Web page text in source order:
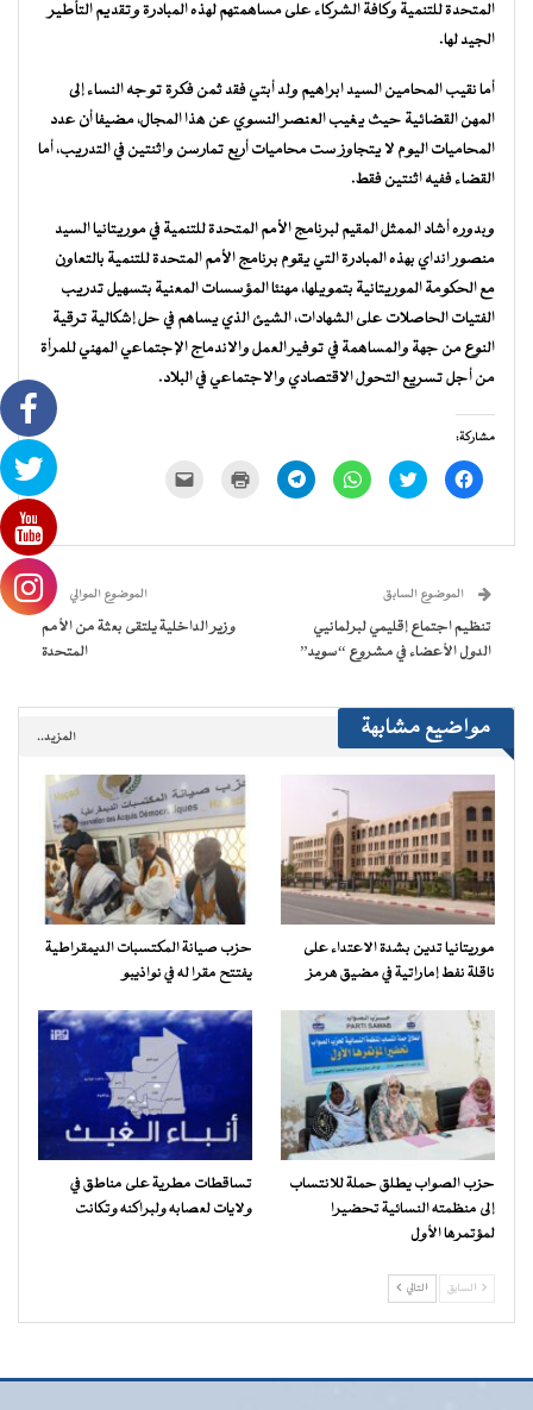
المتحدة للتنمية وكافة الشركاء على مساهمتهم لهذه المبادرة وتقديم التأطير
الجيد لها.
أما نقيب المحامين السيد ابراهيم ولد أبتي فقد ثمن فكرة توجه النساء إلى
المهن القضائية حيث يغيب العنصر النسوي عن هذا المجال، مضيفا أن عدد
المحاميات اليوم لا يتجاوز ست محاميات أربع تمارسن واثنتين في التدريب، أما
القضاء ففيه اثنتين فقط.
وبدوره أشاد الممثل المقيم لبرنامج الأمم المتحدة للتنمية في موريتانيا السيد
منصور انداي بهذه المبادرة التي يقوم برنامج الأمم المتحدة للتنمية بالتعاون
مع الحكومة الموريتانية بتمويلها، مهنئا المؤسسات المعنية بتسهيل تدريب
الفتيات الحاصلات على الشهادات، الشيئ الذي يساهم في حل إشكالية ترقية
النوع من جهة والمساهمة في توفير العمل والاندماج الإجتماعي المهني للمرأة
من أجل تسريع التحول الاقتصادي والاجتماعي في البلاد.
مشاركة:
انقر
للمشاركة
في
اضغط
للمشاركة
في
انقر
للمشاركة
في
انقر
للمشاركة
في
للطباعة
جديدة) الإلكتروني
نافذة
جديدة)
الموضوع السابق
تنظيم اجتماع إقليمي لبرلمانيي
الدول الأعضاء في مشروع “سويد”
الموضوع الموالي
وزير الداخلية يلتقى بعثة من الأمم
المتحدة
مواضيع مشابهة المزيد..
موريتانيا تدين بشدة الاعتداء على
ناقلة نفط إماراتية في مضيق هرمز
حزب صيانة المكتسبات الديمقراطية
يفتتح مقرا له في نواذيبو
حزب الصواب يطلق حملة للانتساب
إلى منظمته النسائية تحضيرا
لمؤتمرها الأول
تساقطات مطرية على مناطق في
ولايات لعصابه ولبراكنه وتكانت
السابق التالي